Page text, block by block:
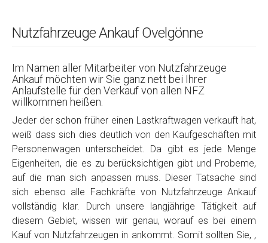
Nutzfahrzeuge Ankauf Ovelgönne
Im Namen aller Mitarbeiter von Nutzfahrzeuge
Ankauf möchten wir Sie ganz nett bei Ihrer
Anlaufstelle für den Verkauf von allen NFZ
willkommen heißen.
Jeder der schon früher einen Lastkraftwagen verkauft hat,
weiß dass sich dies deutlich von den Kaufgeschäften mit
Personenwagen unterscheidet. Da gibt es jede Menge
Eigenheiten, die es zu berücksichtigen gibt und Probeme,
auf die man sich anpassen muss. Dieser Tatsache sind
sich ebenso alle Fachkräfte von Nutzfahrzeuge Ankauf
vollständig klar. Durch unsere langjährige Tätigkeit auf
diesem Gebiet, wissen wir genau, worauf es bei einem
Kauf von Nutzfahrzeugen in ankommt. Somit sollten Sie, ,